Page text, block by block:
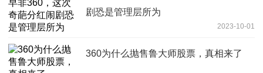
剧恐是管理层所为
2023-10-01
360为什么抛售鲁大师股票，真相来了